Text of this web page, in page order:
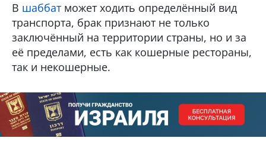
В шаббатможет ходить определённый вид
транспорта, брак признают не только
заключённый на территории страны, но и за
её пределами, есть как кошерные рестораны,
так и некошерные.